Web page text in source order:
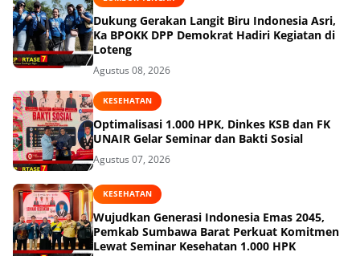
Dukung Gerakan Langit Biru Indonesia Asri,
Ka BPOKK DPP Demokrat Hadiri Kegiatan di
Loteng
Agustus 08, 2026
KESEHATAN
Optimalisasi 1.000 HPK, Dinkes KSB dan FK
UNAIR Gelar Seminar dan Bakti Sosial
Agustus 07, 2026
KESEHATAN
Wujudkan Generasi Indonesia Emas 2045,
Pemkab Sumbawa Barat Perkuat Komitmen
Lewat Seminar Kesehatan 1.000 HPK